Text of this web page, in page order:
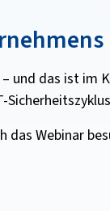
und das ist im
das Webinar